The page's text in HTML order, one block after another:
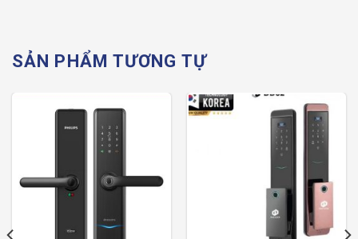
SẢN PHẨM TƯƠNG TỰ